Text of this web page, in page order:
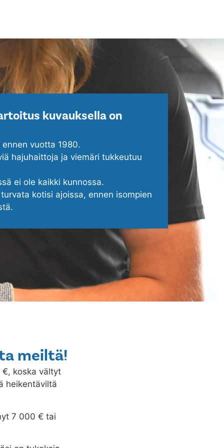
kuvauksella on
vuotta 1980.
hajuhaittoja ja viemäri tukkeutuu
ei ole kaikki kunnossa.
kotisi ajoissa, ennen isompien
meiltä!
€, koska vältyt
heikentäviltä
7 000 € tai